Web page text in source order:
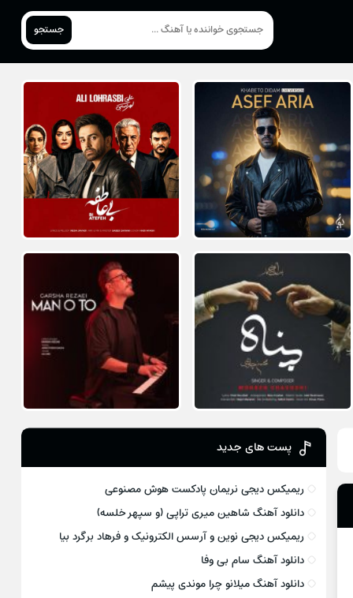
جستجو
پست های جدید
ریمیکس دیجی نریمان پادکست هوش مصنوعی
دانلود آهنگ شاهین میری تراپی (و سپهر خلسه)
ریمیکس دیجی نوین و آرسس الکترونیک و فرهاد برگرد بیا
دانلود آهنگ سام بی وفا
دانلود آهنگ میلانو چرا موندی پیشم